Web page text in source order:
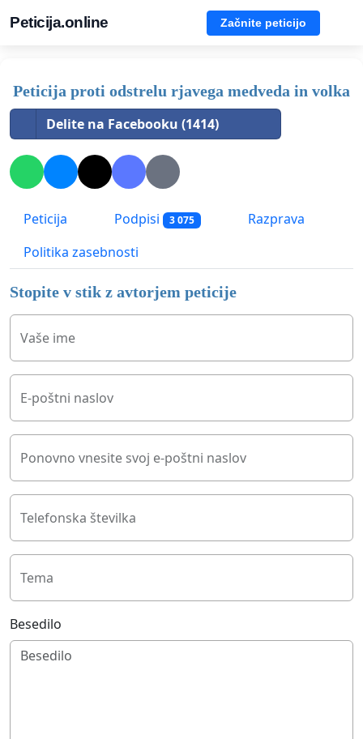
Peticija.online Začnite peticijo
Peticija proti odstrelu rjavega medveda in volka
Delite na Facebooku (1414)
Peticija Podpisi 3 075
Razprava
Politika zasebnosti
Stopite v stik z avtorjem peticije
Vaše ime
E-poštni naslov
Ponovno vnesite svoj e-poštni naslov
Telefonska številka
Tema
Besedilo